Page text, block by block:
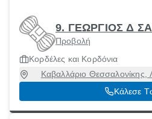
9. ΓΕΩΡΓΙΟΣ Δ
Προβολή
Κορδέλες και Κορδόνια
Καβαλλάριο
Κάλεσε